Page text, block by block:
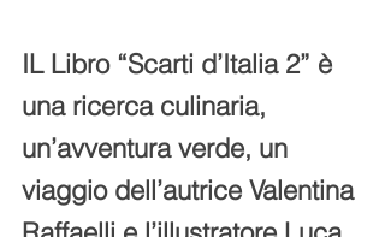
IL Libro “Scarti d’Italia 2” è
una ricerca culinaria,
un’avventura verde, un
viaggio dell’autrice Valentina